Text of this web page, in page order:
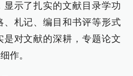
显示了扎实的文献目录学功
、札记、编目和书评等形式
是对文献的深耕，专题论文
作。